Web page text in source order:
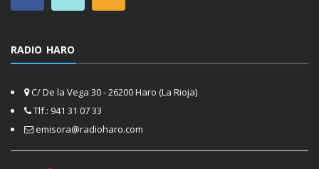
RADIO HARO
C/ De la Vega 30 - 26200 Haro (La Rioja)
Tlf.: 941 31 07 33
emisora@radioharo.com